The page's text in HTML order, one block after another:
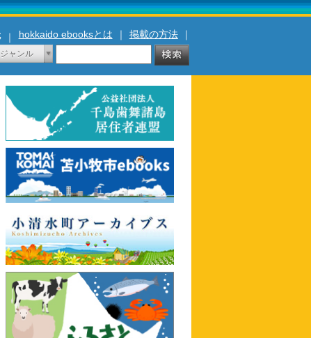
｜ hokkaido ebooksとは ｜ 掲載の方法 ｜
ジャンル